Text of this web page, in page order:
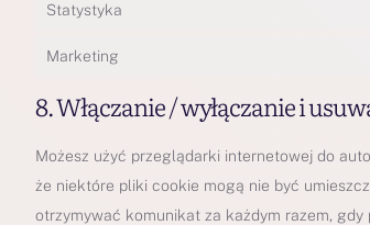
Statystyka
Marketing
8. Włączanie / wyłączanie i
Możesz użyć przeglądarki internetowej do
że niektóre pliki cookie mogą nie być
otrzymywać komunikat za każdym razem,